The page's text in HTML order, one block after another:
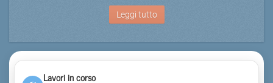
Leggi tutto
Lavori in corso